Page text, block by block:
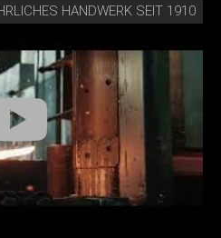
HANDWERK SEIT 1910